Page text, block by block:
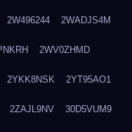
2W496244 2WADJS4M
2WV0ZHMD
2YKK8NSK 2YT95AO1
2ZAJL9NV 30D5VUM9